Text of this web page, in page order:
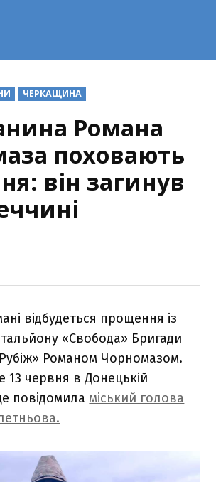
ЧЕРКАЩИНА
Романа
поховають
він загинув
відбудеться прощення із
«Свобода» Бригади
Романом Чорномазом.
13 червня в Донецькій
повідомила міський голова